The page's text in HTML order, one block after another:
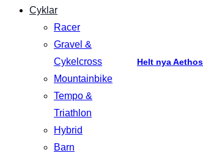
Cyklar
Racer
Gravel &
Cykelcross
Mountainbike
Tempo &
Triathlon
Hybrid
Barn
Helt nya